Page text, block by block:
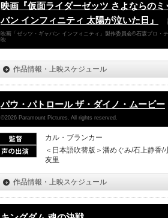
映画『仮面ライダーゼッツ さよならの
バン インフィニティ 太陽が泣いた日』
映画「ゼッツ・ギャバン インフィニティ」製作委員会©石森プロ・
映
作品情報・上映スケジュール
パウ・パトロール ザ・ダイノ・ムービー
©2026 Paramount Pictures. All rights reserved.
カル・ブランカー
＜日本語吹替版＞潘めぐみ/石上静香
友里
作品情報・上映スケジュール